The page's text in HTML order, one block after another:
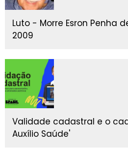
Luto - Morre Esron Penha
2009
Validade cadastral e o
Auxílio Saúde'